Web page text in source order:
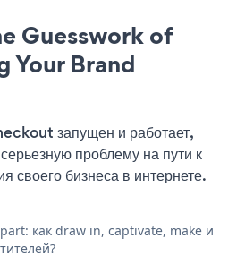
Guesswork of
Your Brand
запущен и работает,
проблему на пути к
своего бизнеса в интернете.
как draw in, captivate, make и